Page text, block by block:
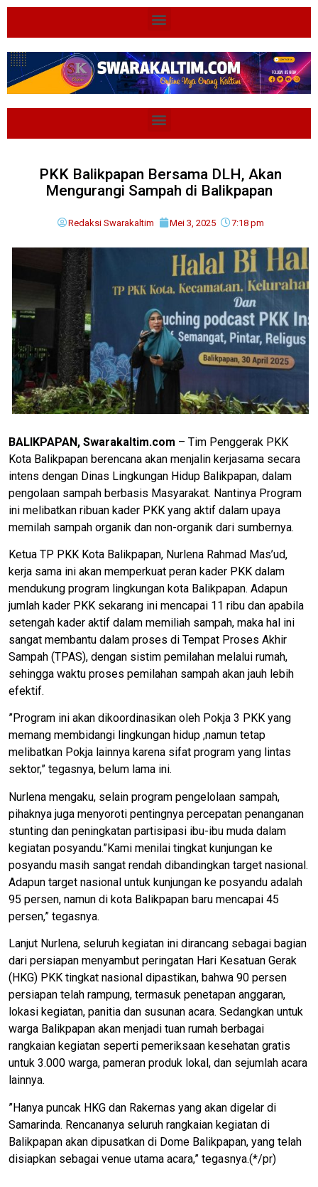
PKK Balikpapan Bersama DLH, Akan
Mengurangi Sampah di Balikpapan
Redaksi Swarakaltim Mei 3, 2025 7:18 pm
BALIKPAPAN, Swarakaltim.com – Tim Penggerak PKK
Kota Balikpapan berencana akan menjalin kerjasama secara
intens dengan Dinas Lingkungan Hidup Balikpapan, dalam
pengolaan sampah berbasis Masyarakat. Nantinya Program
ini melibatkan ribuan kader PKK yang aktif dalam upaya
memilah sampah organik dan non-organik dari sumbernya.
Ketua TP PKK Kota Balikpapan, Nurlena Rahmad Mas’ud,
kerja sama ini akan memperkuat peran kader PKK dalam
mendukung program lingkungan kota Balikpapan. Adapun
jumlah kader PKK sekarang ini mencapai 11 ribu dan apabila
setengah kader aktif dalam memiliah sampah, maka hal ini
sangat membantu dalam proses di Tempat Proses Akhir
Sampah (TPAS), dengan sistim pemilahan melalui rumah,
sehingga waktu proses pemilahan sampah akan jauh lebih
efektif.
”Program ini akan dikoordinasikan oleh Pokja 3 PKK yang
memang membidangi lingkungan hidup ,namun tetap
melibatkan Pokja lainnya karena sifat program yang lintas
sektor,” tegasnya, belum lama ini.
Nurlena mengaku, selain program pengelolaan sampah,
pihaknya juga menyoroti pentingnya percepatan penanganan
stunting dan peningkatan partisipasi ibu-ibu muda dalam
kegiatan posyandu.”Kami menilai tingkat kunjungan ke
posyandu masih sangat rendah dibandingkan target nasional.
Adapun target nasional untuk kunjungan ke posyandu adalah
95 persen, namun di kota Balikpapan baru mencapai 45
persen,” tegasnya.
Lanjut Nurlena, seluruh kegiatan ini dirancang sebagai bagian
dari persiapan menyambut peringatan Hari Kesatuan Gerak
(HKG) PKK tingkat nasional dipastikan, bahwa 90 persen
persiapan telah rampung, termasuk penetapan anggaran,
lokasi kegiatan, panitia dan susunan acara. Sedangkan untuk
warga Balikpapan akan menjadi tuan rumah berbagai
rangkaian kegiatan seperti pemeriksaan kesehatan gratis
untuk 3.000 warga, pameran produk lokal, dan sejumlah acara
lainnya.
”Hanya puncak HKG dan Rakernas yang akan digelar di
Samarinda. Rencananya seluruh rangkaian kegiatan di
Balikpapan akan dipusatkan di Dome Balikpapan, yang telah
disiapkan sebagai venue utama acara,” tegasnya.(*/pr)